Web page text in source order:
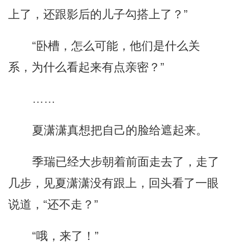
上了，还跟影后的儿子勾搭上了？”
“卧槽，怎么可能，他们是什么关
系，为什么看起来有点亲密？”
……
夏潇潇真想把自己的脸给遮起来。
季瑞已经大步朝着前面走去了，走了
几步，见夏潇潇没有跟上，回头看了一眼
说道，“还不走？”
“哦，来了！”